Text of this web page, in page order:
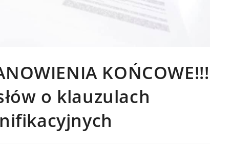
KOŃCOWE!!!
o klauzulach